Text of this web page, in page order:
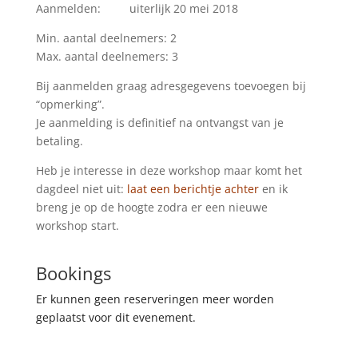
Aanmelden: uiterlijk 20 mei 2018
Min. aantal deelnemers: 2
Max. aantal deelnemers: 3
Bij aanmelden graag adresgegevens toevoegen bij
“opmerking”.
Je aanmelding is definitief na ontvangst van je
betaling.
Heb je interesse in deze workshop maar komt het
dagdeel niet uit: laat een berichtje achteren ik
breng je op de hoogte zodra er een nieuwe
workshop start.
Bookings
Er kunnen geen reserveringen meer worden
geplaatst voor dit evenement.